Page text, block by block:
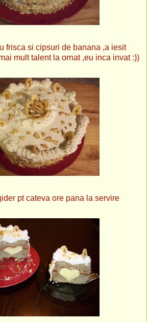
frisca si cipsuri de banana ,a iesit
mult talent la ornat ,eu inca invat :))
pt cateva ore pana la servire